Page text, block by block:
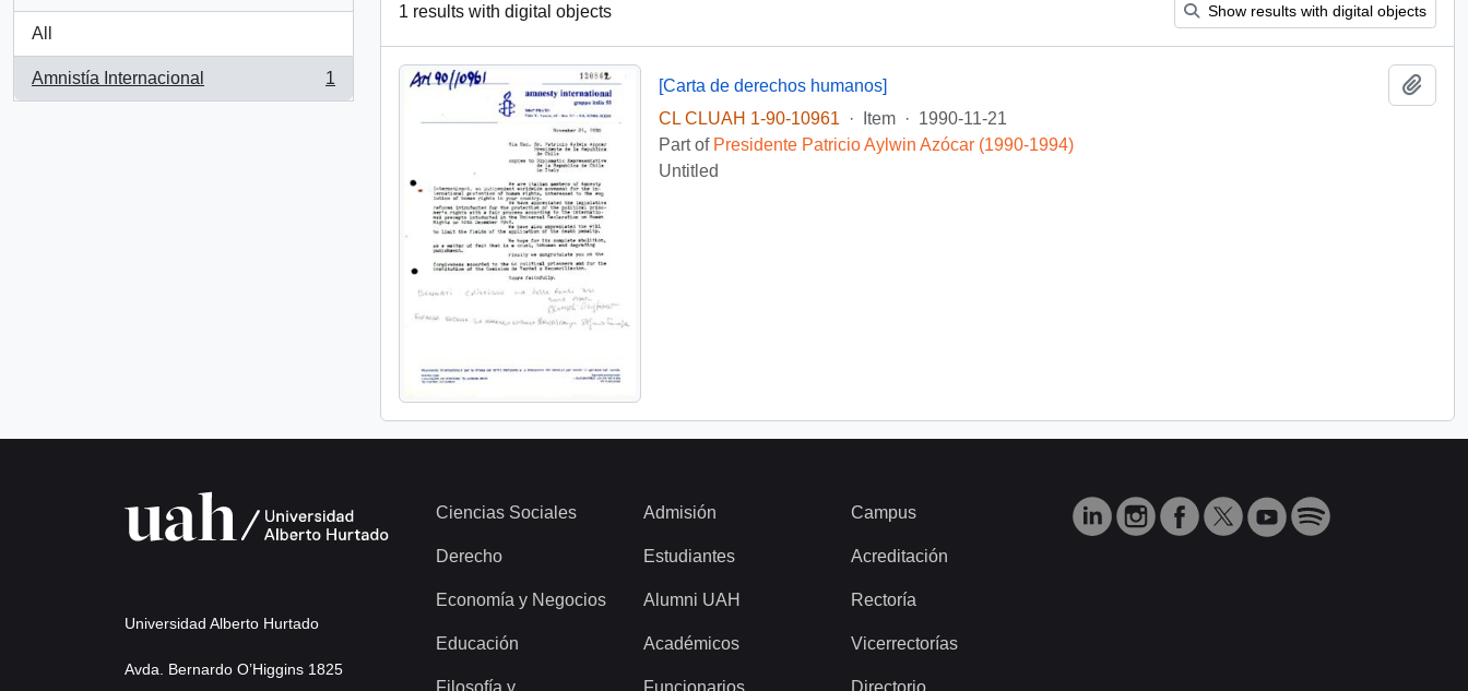
All
Amnistía Internacional
, 1 results
1
1 results with digital objects Show results with digital objects
[Carta de derechos humanos]
CL CLUAH 1-90-10961
· Item · 1990-11-21
Part of Presidente Patricio Aylwin Azócar (1990-1994)
Untitled
Universidad Alberto Hurtado
Avda. Bernardo O’Higgins 1825
Ciencias Sociales
Derecho
Economía y Negocios
Educación
Filosofía y
Admisión
Estudiantes
Alumni UAH
Académicos
Funcionarios
Campus
Acreditación
Rectoría
Vicerrectorías
Directorio